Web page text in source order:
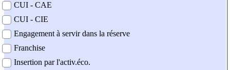
CUI - CAE
CUI - CIE
Engagement à servir dans la réserve
Franchise
Insertion par l'activ.éco.